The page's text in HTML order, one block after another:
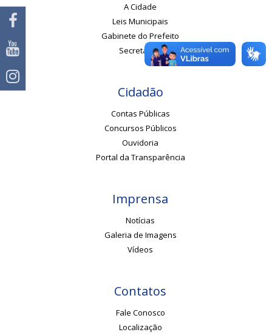
A Cidade
Leis Municipais
Gabinete do Prefeito
Secretarias
Cidadão
Contas Públicas
Concursos Públicos
Ouvidoria
Portal da Transparência
Imprensa
Notícias
Galeria de Imagens
Vídeos
Contatos
Fale Conosco
Localização